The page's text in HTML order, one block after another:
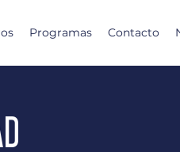
Programas Contacto